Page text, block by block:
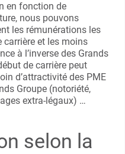
en fonction de
nous pouvons
les rémunérations les
carrière et les moins
à l’inverse des Grands
de carrière peut
d’attractivité des PME
Groupe (notoriété,
extra-légaux) …
selon la